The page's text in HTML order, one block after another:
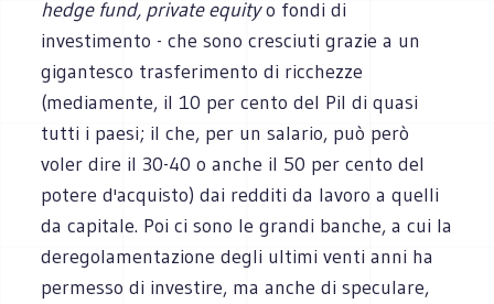
hedge fund, private equityo fondi di
investimento - che sono cresciuti grazie a un
gigantesco trasferimento di ricchezze
(mediamente, il 10 per cento del Pil di quasi
tutti i paesi; il che, per un salario, può però
voler dire il 30-40 o anche il 50 per cento del
potere d'acquisto) dai redditi da lavoro a quelli
da capitale. Poi ci sono le grandi banche, a cui la
deregolamentazione degli ultimi venti anni ha
permesso di investire, ma anche di speculare,